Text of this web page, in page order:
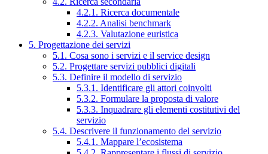
4.2.1. Ricerca documentale
4.2.2. Analisi benchmark
4.2.3. Valutazione euristica
5. Progettazione dei servizi
5.1. Cosa sono i servizi e il service design
5.2. Progettare servizi pubblici digitali
5.3. Definire il modello di servizio
5.3.1. Identificare gli attori coinvolti
5.3.2. Formulare la proposta di valore
5.3.3. Inquadrare gli elementi costitutivi del
servizio
5.4. Descrivere il funzionamento del servizio
5.4.1. Mappare l’ecosistema